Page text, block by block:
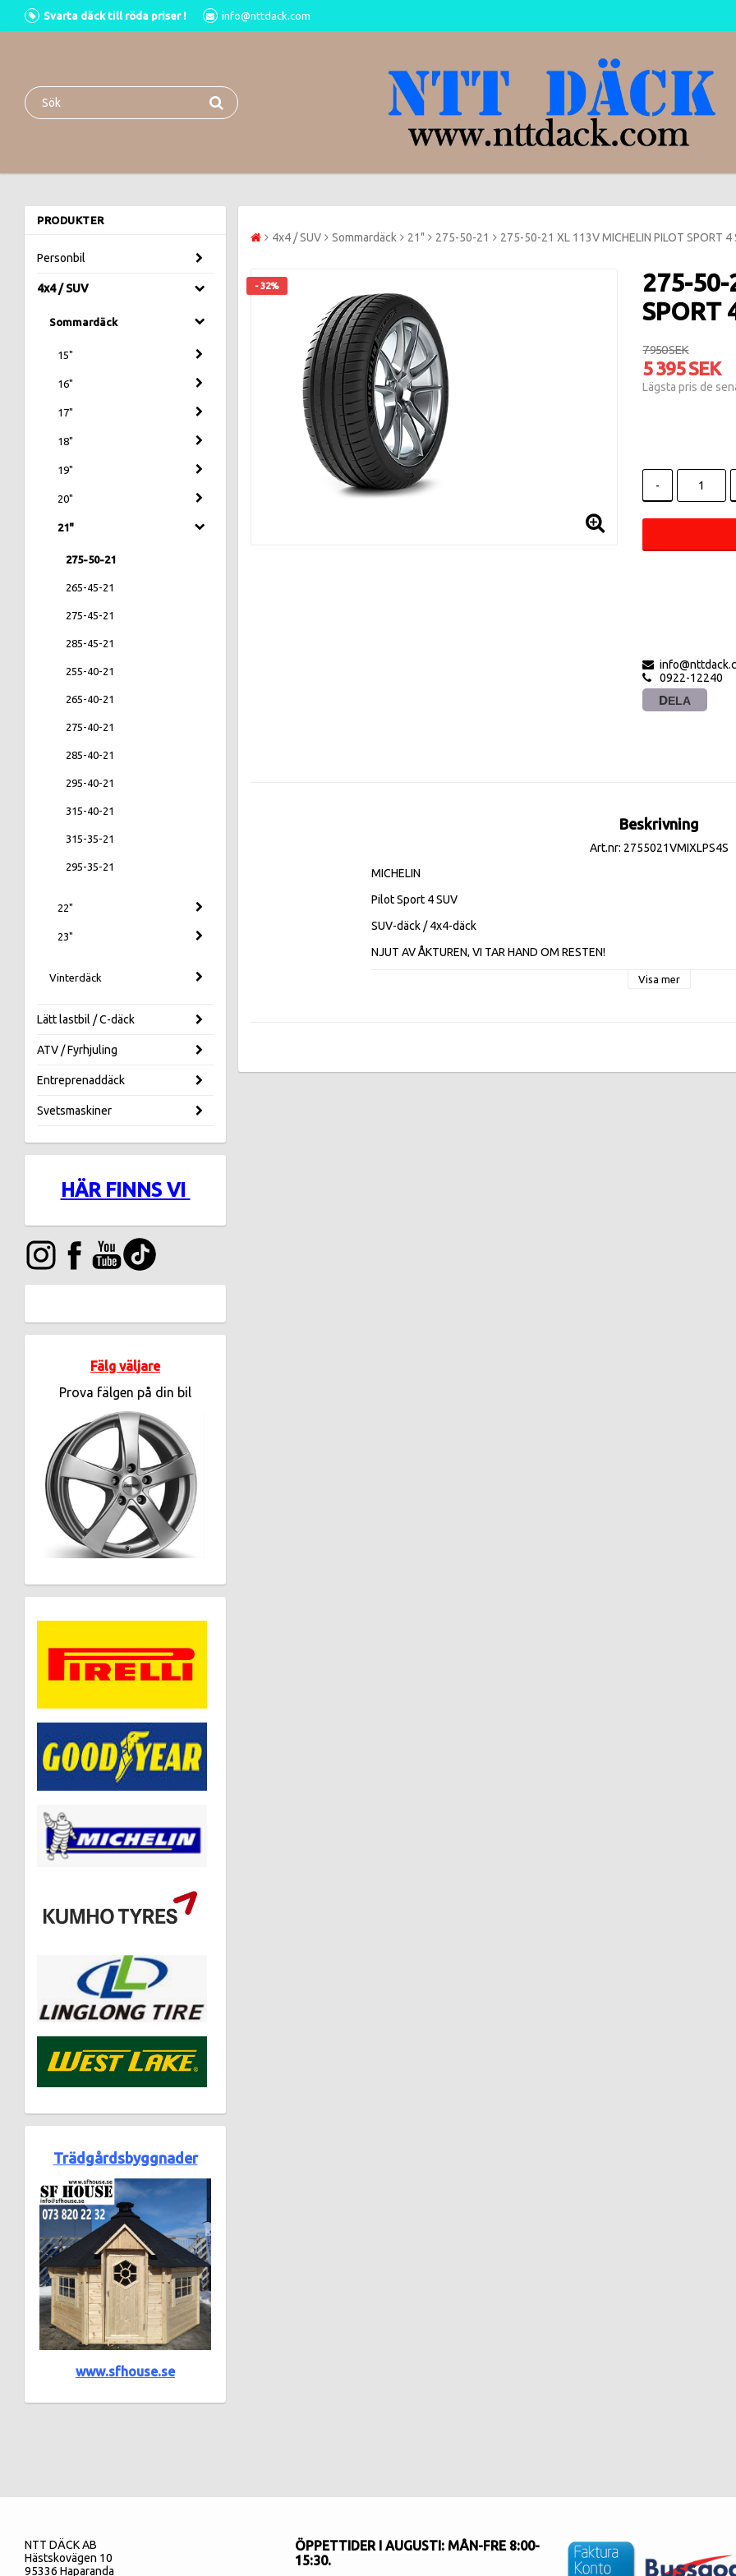
Svarta däck till röda priser ! info@nttdack.com
PRODUKTER
Personbil
4x4 / SUV
Sommardäck
15"
16"
17"
18"
19"
20"
21"
275-50-21
265-45-21
275-45-21
285-45-21
255-40-21
265-40-21
275-40-21
285-40-21
295-40-21
315-40-21
315-35-21
295-35-21
22"
23"
Vinterdäck
Lätt lastbil / C-däck
ATV / Fyrhjuling
Entreprenaddäck
Svetsmaskiner
HÄR FINNS VI
Fälg väljare
Prova fälgen på din bil
Trädgårdsbyggnader
www.sfhouse.se
4x4 / SUV Sommardäck 21" 275-50-21 275-50-21 XL 113V MICHELIN PILOT SPORT 4
- 32%
275-50-
SPORT
7 950 SEK
5 395 SEK
Lägsta pris de
-
0922-12240
DELA
Beskrivning
Art.nr: 2755021VMIXLPS4S
MICHELIN
Pilot Sport 4 SUV
SUV-däck / 4x4-däck
NJUT AV ÅKTUREN, VI TAR HAND OM RESTEN!
MICHELIN Pilot Sport 4 SUV specifikt utvecklad för SUV, ger dig
Visa mer
NTT DÄCK AB
Hästskovägen 10
95336 Haparanda
ÖPPETTIDER I AUGUSTI: MÅN-FRE 8:00-
15:30.